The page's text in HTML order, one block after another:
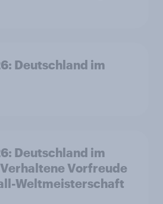
Deutschland im
Deutschland im
Vorfreude
Weltmeisterschaft